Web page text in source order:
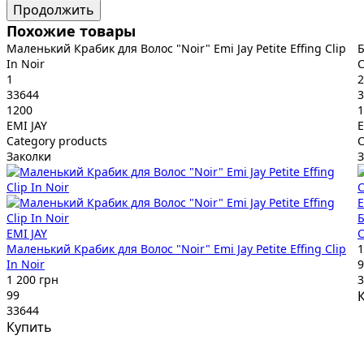
Продолжить
Похожие товары
Маленький Крабик для Волос "Noir" Emi Jay Petite Effing Clip
In Noir
1
33644
1200
EMI JAY
Category products
Заколки
EMI JAY
Маленький Крабик для Волос "Noir" Emi Jay Petite Effing Clip
In Noir
1 200 грн
99
33644
Купить
2